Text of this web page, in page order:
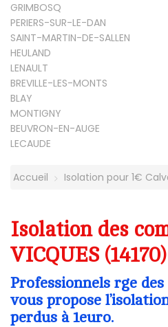
GRIMBOSQ
PERIERS-SUR-LE-DAN
SAINT-MARTIN-DE-SALLEN
HEULAND
LENAULT
BREVILLE-LES-MONTS
BLAY
MONTIGNY
BEUVRON-EN-AUGE
LECAUDE
Accueil Isolation pour 1€
Isolation des
VICQUES
Professionnels rge des
vous propose
perdus à 1euro.